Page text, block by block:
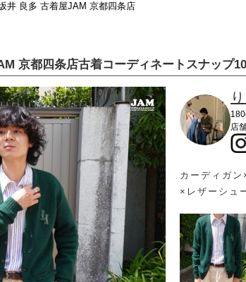
井 良多 古着屋JAM 京都四条店
京都四条店古着コーディネートスナップ
店
カーディガ
×レザーシュ